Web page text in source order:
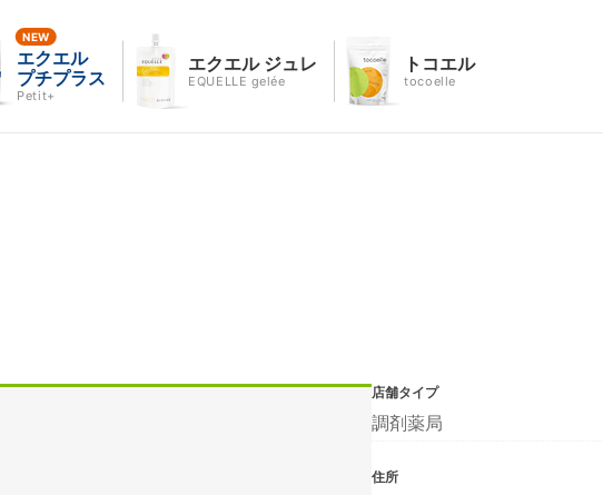
エクエル
プチプラス
Petit+
エクエル ジュレ
EQUELLE gelée
トコエル
tocoelle
店舗タイプ
調剤薬局
住所